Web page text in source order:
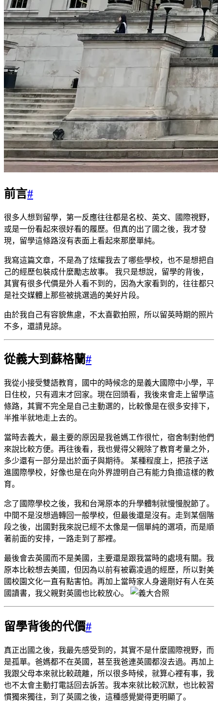
前言#
很多人想到留學，第一反應往往都是名校、英文、國際視野，
或是一份看起來很好看的履歷。但真的出了國之後，我才發
現，留學這條路沒有表面上看起來那麼單純。
我寫這篇文章，不是為了炫耀我去了哪些學校，也不是想把自
己的經歷包裝成什麼勵志故事。 我只是想說，留學的背後，
其實有很多代價是外人看不到的，因為大家看到的，往往都只
是社交媒體上那些被挑選過的美好片段。
由於我自己有容貌焦慮，不太喜歡拍照，所以留英時期的照片
不多，還請見諒。
從義大到蘇格蘭#
我從小接受雙語教育，國中的時候念的是義大國際中小學，平
日住校，只有週末才回家。現在回頭看，我後來會走上留學這
條路，其實不完全是自己主動選的，比較像是在很多安排下，
半推半就地走上去的。
當時去義大，最主要的原因是我爸媽工作很忙，宿舍制對他們
來說比較方便。再往後看，我也覺得父親除了教育考量之外，
多少還有一部分是出於面子與期待。 某種程度上，把孩子送
進國際學校，好像也是在向外界證明自己有能力負擔這樣的教
育。
念了國際學校之後，我和台灣原本的升學體制就慢慢脫節了。
中間不是沒想過轉回一般學校，但最後還是沒有。走到某個階
段之後，出國對我來說已經不太像是一個單純的選項，而是順
著前面的安排，一路走到了那裡。
最後會去英國而不是美國，主要還是跟我當時的處境有關。我
原本比較想去美國，但因為以前有被霸凌過的經歷，所以對美
國校園文化一直有點害怕。再加上當時家人身邊剛好有人在英
國讀書，我父親對英國也比較放心。
留學背後的代價#
真正出國之後，我最先感受到的，其實不是什麼國際視野，而
是孤單。爸媽都不在英國，甚至我爸連英國都沒去過。再加上
我跟父母本來就比較疏離，所以很多時候，就算心裡有事，我
也不太會主動打電話回去訴苦。我本來就比較沉默，也比較習
慣獨來獨往，到了英國之後，這種感覺變得更明顯了。